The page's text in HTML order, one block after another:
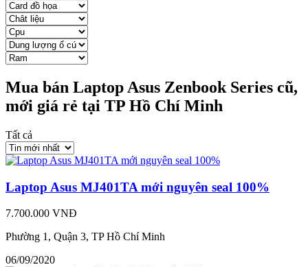
Mua bán Laptop Asus Zenbook Series cũ,
mới giá rẻ tại TP Hồ Chí Minh
Tất cả
Laptop Asus MJ401TA mới nguyên seal 100%
7.700.000 VNĐ
Phường 1, Quận 3, TP Hồ Chí Minh
06/09/2020